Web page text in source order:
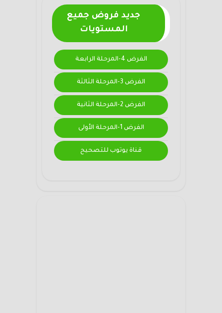
جديد فروض جميع
المستويات
الفرض 4-المرحلة الرابعة
الفرض 3-المرحلة الثالثة
الفرض 2-المرحلة الثانية
الفرض 1-المرحلة الأولى
قناة يوتوب للتصحيح